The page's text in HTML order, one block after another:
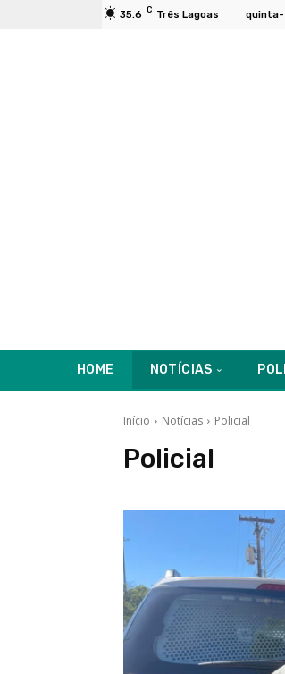
35.6 C Três Lagoas quinta-
HOME NOTÍCIAS
Início Notícias Policial
Policial